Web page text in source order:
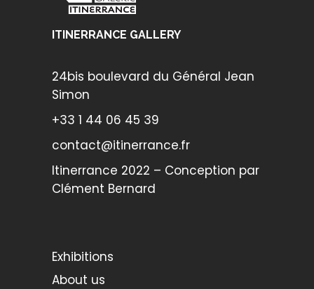
ITINERRANCE GALLERY
24bis boulevard du Général Jean
Simon
+33 1 44 06 45 39
contact@itinerrance.fr
Itinerrance 2022 – Conception par
Clément Bernard
Exhibitions
About us